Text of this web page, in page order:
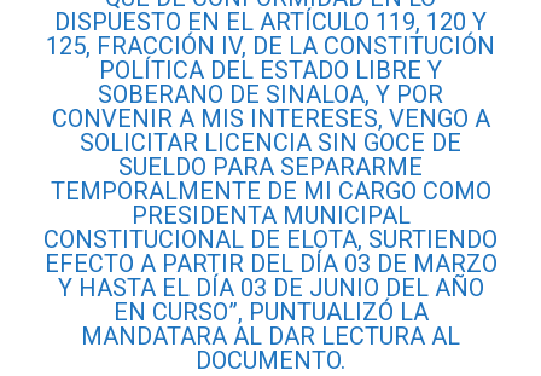
DISPUESTO EN EL ARTÍCULO 119, 120 Y
125, FRACCIÓN IV, DE LA CONSTITUCIÓN
POLÍTICA DEL ESTADO LIBRE Y
SOBERANO DE SINALOA, Y POR
CONVENIR A MIS INTERESES, VENGO A
SOLICITAR LICENCIA SIN GOCE DE
SUELDO PARA SEPARARME
TEMPORALMENTE DE MI CARGO COMO
PRESIDENTA MUNICIPAL
CONSTITUCIONAL DE ELOTA, SURTIENDO
EFECTO A PARTIR DEL DÍA 03 DE MARZO
Y HASTA EL DÍA 03 DE JUNIO DEL AÑO
EN CURSO”, PUNTUALIZÓ LA
MANDATARA AL DAR LECTURA AL
DOCUMENTO.